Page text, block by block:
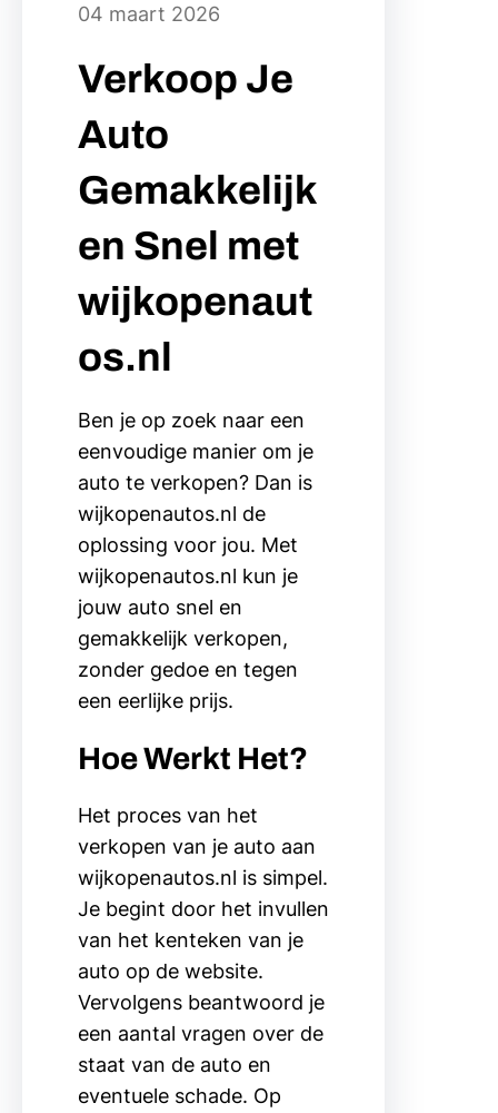
04 maart 2026
Verkoop Je
Auto
Gemakkelijk
en Snel met
wijkopenaut
os.nl
Ben je op zoek naar een
eenvoudige manier om je
auto te verkopen? Dan is
wijkopenautos.nl de
oplossing voor jou. Met
wijkopenautos.nl kun je
jouw auto snel en
gemakkelijk verkopen,
zonder gedoe en tegen
een eerlijke prijs.
Hoe Werkt Het?
Het proces van het
verkopen van je auto aan
wijkopenautos.nl is simpel.
Je begint door het invullen
van het kenteken van je
auto op de website.
Vervolgens beantwoord je
een aantal vragen over de
staat van de auto en
eventuele schade. Op